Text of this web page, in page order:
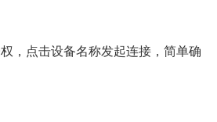
，点击设备名称发起连接，简单确